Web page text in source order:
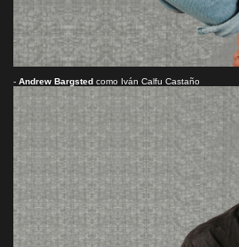
- Andrew Bargsted como Iván Calfu Castaño